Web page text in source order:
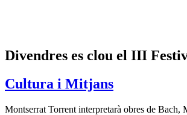
Divendres es clou el III
Cultura i Mitjans
Montserrat Torrent interpretarà obres de